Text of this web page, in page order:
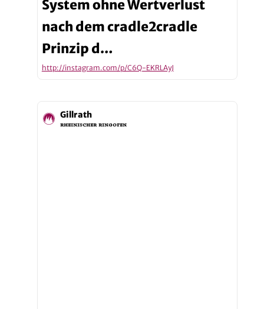
System ohne Wertverlust
nach dem cradle2cradle
Prinzip d…
http://instagram.com/p/C6Q-EKRLAyJ